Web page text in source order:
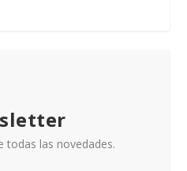
todas las novedades.